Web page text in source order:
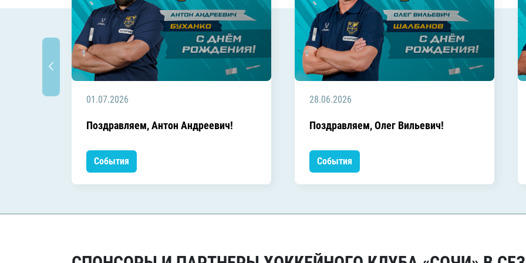
01.07.2026
Поздравляем, Антон Андреевич!
События
28.06.2026
Поздравляем, Олег Вильевич!
События